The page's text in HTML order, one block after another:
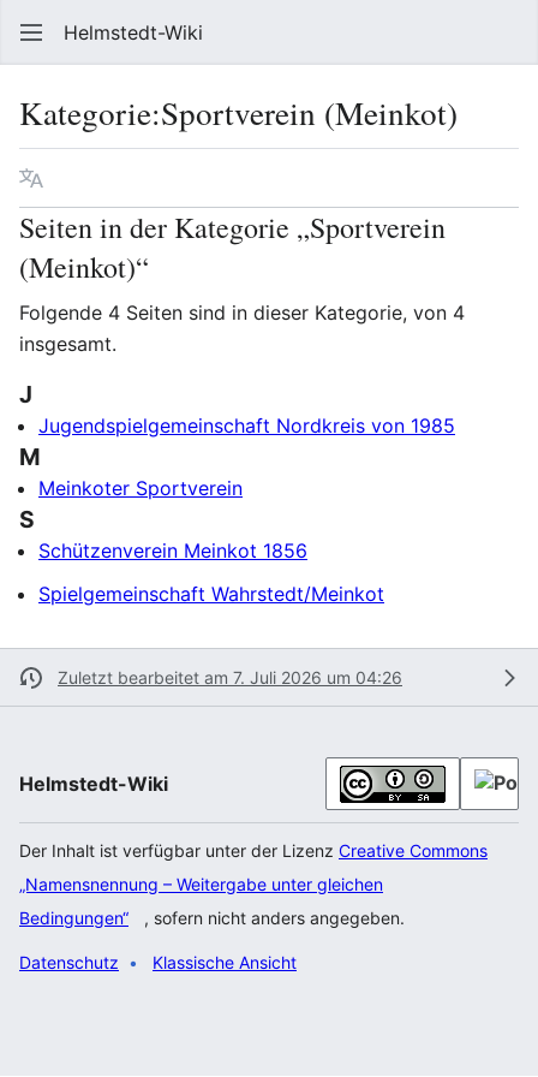
Helmstedt-Wiki
Kategorie:Sportverein (Meinkot)
Sprache
Seiten in der Kategorie „Sportverein
(Meinkot)“
Folgende 4 Seiten sind in dieser Kategorie, von 4
insgesamt.
J
Jugendspielgemeinschaft Nordkreis von 1985
M
Meinkoter Sportverein
S
Schützenverein Meinkot 1856
Spielgemeinschaft Wahrstedt/Meinkot
Zuletzt bearbeitet am 7. Juli 2026 um 04:26
Helmstedt-Wiki
Der Inhalt ist verfügbar unter der Lizenz Creative Commons
„Namensnennung – Weitergabe unter gleichen
Bedingungen“
, sofern nicht anders angegeben.
Datenschutz Klassische Ansicht